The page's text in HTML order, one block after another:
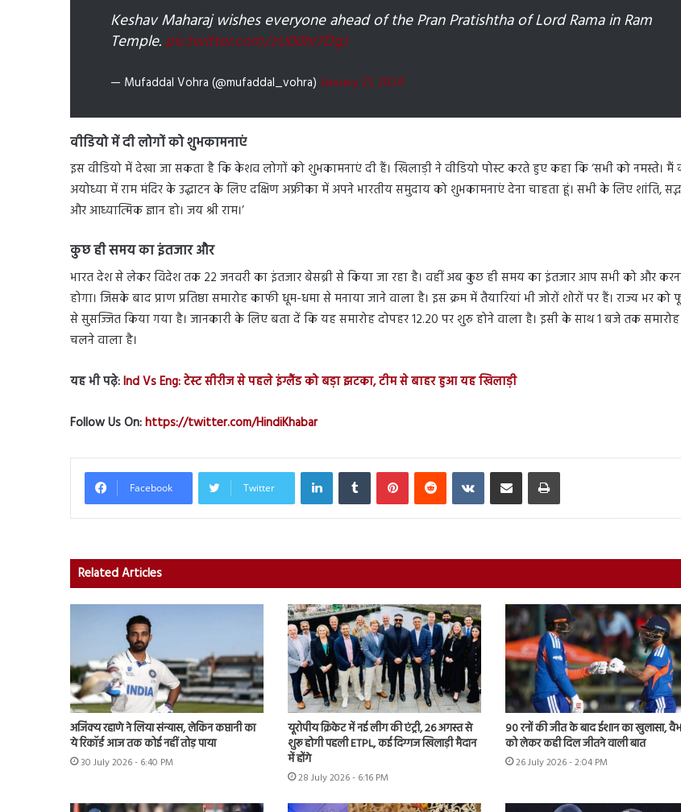
Keshav Maharaj wishes everyone ahead of the Pran Pratishtha of Lord Rama in Ram
Temple.pic.twitter.com/zU00hr7DgJ
— Mufaddal Vohra (@mufaddal_vohra) January 21, 2024
वीडियो में दी लोगों को शुभकामनाएं
इस वीडियो में देखा जा सकता है कि केशव लोगों को शुभकामनाएं दी हैं। खिलाड़ी ने वीडियो पोस्ट करते हुए कहा कि ‘सभी को नमस्ते।
अयोध्या में राम मंदिर के उद्घाटन के लिए दक्षिण अफ्रीका में अपने भारतीय समुदाय को शुभकामनाएं देना चाहता हूं। सभी के लिए शांति,
और आध्यात्मिक ज्ञान हो। जय श्री राम।’
कुछ ही समय का इंतजार और
भारत देश से लेकर विदेश तक 22 जनवरी का इंतजार बेसब्री से किया जा रहा है। वहीं अब कुछ ही समय का इंतजार आप सभी को और
होगा। जिसके बाद प्राण प्रतिष्ठा समारोह काफी धूम-धमा से मनाया जाने वाला है। इस क्रम में तैयारियां भी जोरों शोरों पर हैं। राज्य भर को
से सुसज्जित किया गया है। जानकारी के लिए बता दें कि यह समारोह दोपहर 12.20 पर शुरु होने वाला है। इसी के साथ 1 बजे तक समारोह
चलने वाला है।
यह भी पढ़े:Ind Vs Eng: टेस्ट सीरीज से पहले इंग्लैंड को बड़ा झटका, टीम से बाहर हुआ यह खिलाड़ी
Follow Us On:https://twitter.com/HindiKhabar
Facebook Twitter
LinkedInTumblr PinterestReddit VKontakteShare via Email Print
Related Articles
अजिंक्य रहाणे ने लिया संन्यास, लेकिन कप्तानी का
ये रिकॉर्ड आज तक कोई नहीं तोड़ पाया
30 July 2026 - 6:40 PM
यूरोपीय क्रिकेट में नई लीग की एंट्री, 26 अगस्त से
शुरू होगी पहली ETPL, कई दिग्गज खिलाड़ी मैदान
में होंगे
28 July 2026 - 6:16 PM
90 रनों की जीत के बाद ईशान का खुलासा,
को लेकर कही दिल जीतने वाली बात
26 July 2026 - 2:04 PM